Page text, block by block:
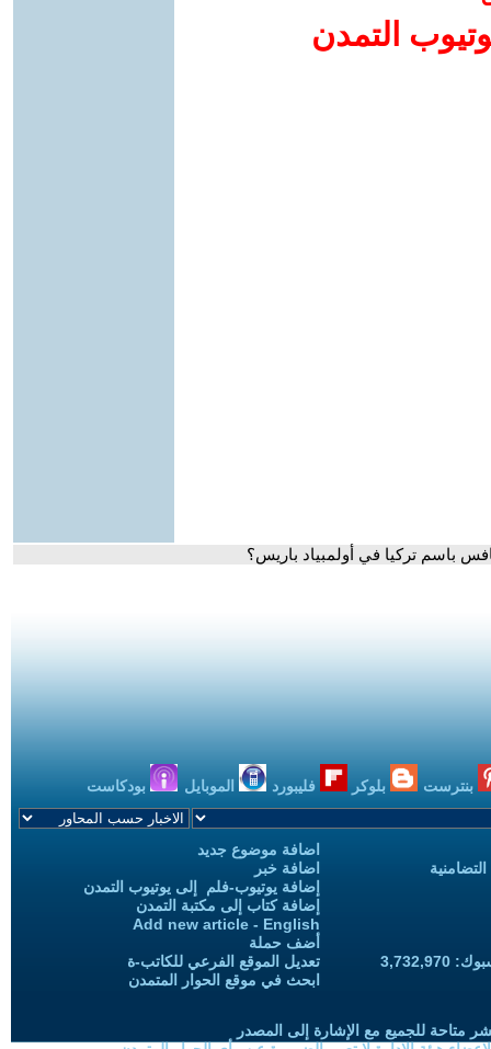
التمدن
باسم تركيا في أولمبياد باريس؟
بنترست بلوكر فليبورد الموبايل بودكاست
اضافة موضوع جديد
اضافة خبر
إضافة يوتيوب-فلم إلى يوتيوب التمدن
إضافة كتاب إلى مكتبة التمدن
Add new article - English
أضف حملة
تعديل الموقع الفرعي للكاتب-ة
ابحث في موقع الحوار المتمدن
متاحة للجميع مع الإشارة إلى المصدر